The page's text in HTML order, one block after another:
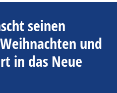
seinen
und
in das Neue